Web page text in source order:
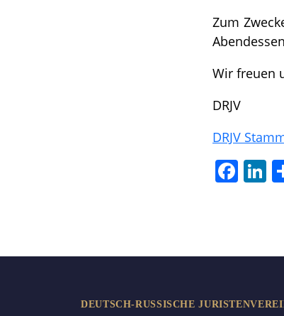
Zum
Wir freuen
DRJV
DRJV
DEUTSCH-RUSSISCHE